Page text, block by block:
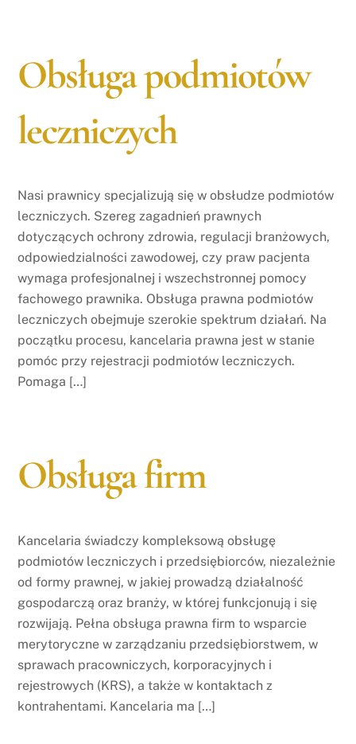
Obsługa podmiotów
leczniczych
Nasi prawnicy specjalizują się w obsłudze podmiotów
leczniczych. Szereg zagadnień prawnych
dotyczących ochrony zdrowia, regulacji branżowych,
odpowiedzialności zawodowej, czy praw pacjenta
wymaga profesjonalnej i wszechstronnej pomocy
fachowego prawnika. Obsługa prawna podmiotów
leczniczych obejmuje szerokie spektrum działań. Na
początku procesu, kancelaria prawna jest w stanie
pomóc przy rejestracji podmiotów leczniczych.
Pomaga […]
Obsługa firm
Kancelaria świadczy kompleksową obsługę
podmiotów leczniczych i przedsiębiorców, niezależnie
od formy prawnej, w jakiej prowadzą działalność
gospodarczą oraz branży, w której funkcjonują i się
rozwijają. Pełna obsługa prawna firm to wsparcie
merytoryczne w zarządzaniu przedsiębiorstwem, w
sprawach pracowniczych, korporacyjnych i
rejestrowych (KRS), a także w kontaktach z
kontrahentami. Kancelaria ma […]